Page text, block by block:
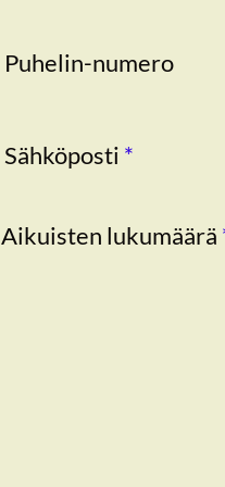
Puhelin-numero
Sähköposti *
Aikuisten lukumäärä